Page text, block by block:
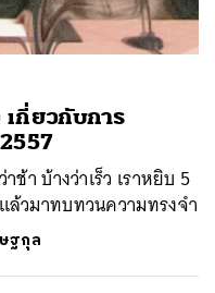
กี่ยวกับการ
า บ้างว่าเร็ว เราหยิบ 5
วมาทบทวนความทรงจำ
ฐกุล